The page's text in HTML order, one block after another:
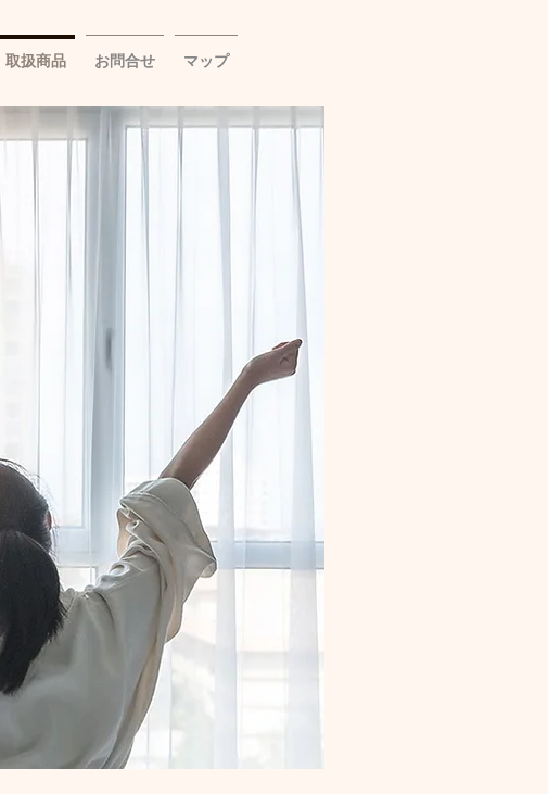
取扱商品 お問合せ マップ